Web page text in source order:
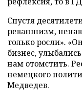
Спустя
реваншизм,
только росли».
бизнес,
нам отомстить.
немецкого
Медведев.